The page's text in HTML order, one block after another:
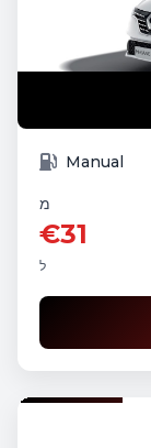
Manual
מ
€31
ל